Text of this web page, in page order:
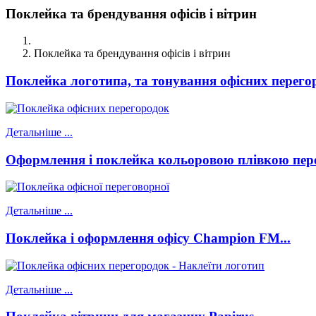
Поклейка та брендування офісів і вітрин
Поклейка та брендування офісів і вітрин
Поклейка логотипа, та тонування офісних
Детальніше ...
Оформлення і поклейка кольоровою плівкою
Детальніше ...
Поклейка і оформлення офісу Champion FM...
Детальніше ...